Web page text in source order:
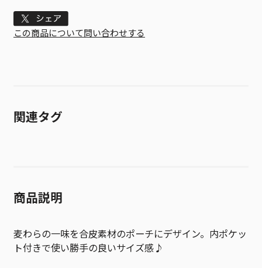
Tweet
この商品について問い合わせする
関連タグ
商品説明
麦わらの一味を合皮素材のポーチにデザイン。内ポケッ
ト付きで使い勝手の良いサイズ感♪